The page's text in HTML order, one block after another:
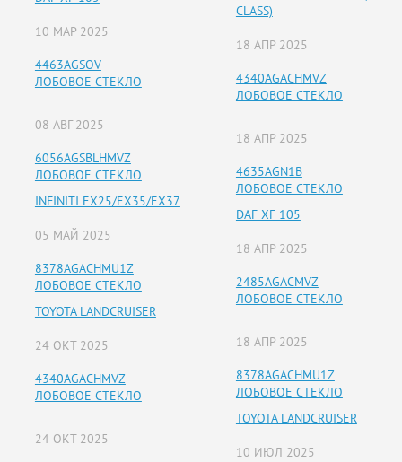
10 МАР 2025
4463AGSOV
ЛОБОВОЕ СТЕКЛО
08 АВГ 2025
6056AGSBLHMVZ
ЛОБОВОЕ СТЕКЛО
INFINITI EX25/EX35/EX37
05 МАЙ 2025
8378AGACHMU1Z
ЛОБОВОЕ СТЕКЛО
TOYOTA LANDCRUISER
24 ОКТ 2025
4340AGACHMVZ
ЛОБОВОЕ СТЕКЛО
24 ОКТ 2025
CLASS)
18 АПР 2025
4340AGACHMVZ
ЛОБОВОЕ СТЕКЛО
18 АПР 2025
4635AGN1B
ЛОБОВОЕ СТЕКЛО
DAF XF 105
18 АПР 2025
2485AGACMVZ
ЛОБОВОЕ СТЕКЛО
18 АПР 2025
8378AGACHMU1Z
ЛОБОВОЕ СТЕКЛО
TOYOTA LANDCRUISER
10 ИЮЛ 2025